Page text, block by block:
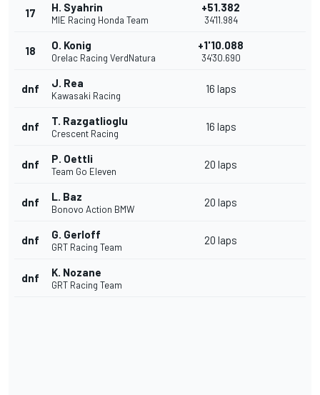
17 H. Syahrin
MIE Racing Honda Team
+51.382
34'11.984
18 O. Konig
Orelac Racing VerdNatura
+1'10.088
34'30.690
dnf J. Rea
Kawasaki Racing
16 laps
dnf T. Razgatlioglu
Crescent Racing
16 laps
dnf P. Oettli
Team Go Eleven
20 laps
dnf L. Baz
Bonovo Action BMW
20 laps
dnf G. Gerloff
GRT Racing Team
20 laps
dnf K. Nozane
GRT Racing Team